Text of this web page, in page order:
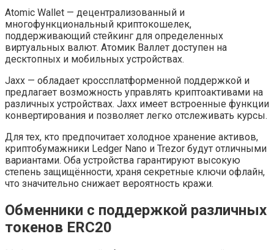
Atomic Wallet — децентрализованный и
многофункциональный криптокошелек,
поддерживающий стейкинг для определенных
виртуальных валют. Атомик Валлет доступен на
десктопных и мобильных устройствах.
Jaxx — обладает кроссплатформенной поддержкой и
предлагает возможность управлять криптоактивами на
различных устройствах. Jaxx имеет встроенные функции
конвертирования и позволяет легко отслеживать курсы.
Для тех, кто предпочитает холодное хранение активов,
криптобумажники Ledger Nano и Trezor будут отличными
вариантами. Оба устройства гарантируют высокую
степень защищённости, храня секретные ключи офлайн,
что значительно снижает вероятность кражи.
Обменники с поддержкой различных
токенов ERC20